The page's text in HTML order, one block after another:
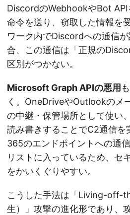
DiscordのWebhookやBot API
命令を送り、窃取した情報を
ワーク内でDiscordへの通信
合、この通信は「正規の
区別がつかない。
Microsoft Graph APIの悪用
く。OneDriveやOutlookのメ
の中継・保管場所として使い
読み書きすることでC2通信
365のエンドポイントへの通
リストに入っているため、セ
をかいくぐりやすい。
こうした手法は「Living-off-
生）」攻撃の進化形であり、